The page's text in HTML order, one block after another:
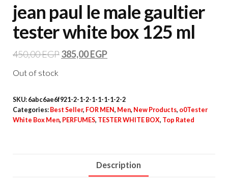
jean paul le male gaultier
tester white box 125 ml
450,00EGP385,00EGP
Out of stock
SKU: 6abc6ae6f921-2-1-2-1-1-1-1-2-2
Categories: Best Seller, FOR MEN, Men, New Products, o0Tester
White Box Men, PERFUMES, TESTER WHITE BOX, Top Rated
Description